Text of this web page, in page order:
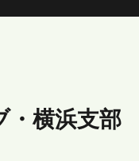
・横浜支部